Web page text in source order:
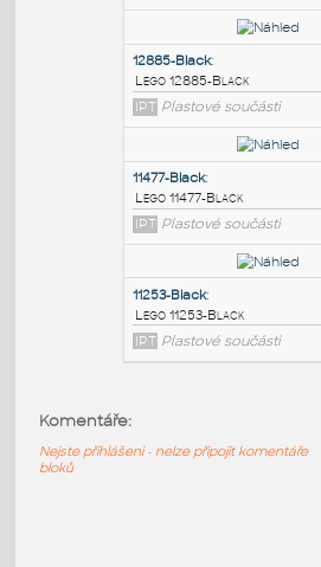
15461-Black:
Lego 15461-Black
IPT Plastové součásti
12885-Black:
Lego 12885-Black
IPT
Plastové součásti
Komentáře:
Nejste přihlášeni - nelze připojit komentáře
bloků